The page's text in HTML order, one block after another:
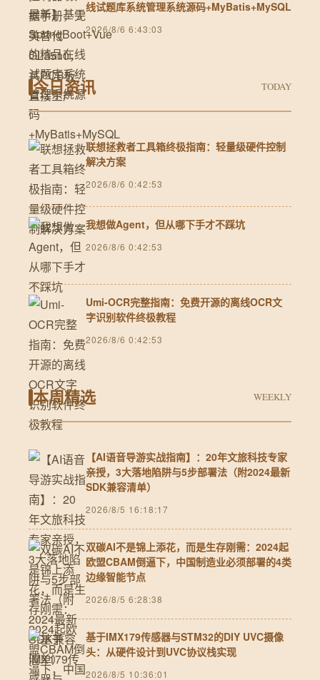
线试题库系统管理系统源码+MyBatis+MySQL
2026/8/6 6:43:03
今日资讯 TODAY
联想拯救者工具箱终极指南：轻量级硬件控制
解决方案
2026/8/6 0:42:53
我想做Agent，但从哪下手才不踩坑
2026/8/6 0:42:53
Umi-OCR完整指南：免费开源的离线OCR文
字识别软件终极教程
2026/8/6 0:42:53
本周精选 WEEKLY
【AI语音导游实战指南】：20年文旅科技专家
亲授，3大落地陷阱与5步部署法（附2024最新
SDK兼容清单）
2026/8/5 16:18:17
双碳AI不是锦上添花，而是生存刚需：2024起
欧盟CBAM倒逼下，中国制造业必须部署的4类
边缘智能节点
2026/8/5 6:28:38
基于IMX179传感器与STM32的DIY UVC摄像
头：从硬件设计到UVC协议栈实现
2026/8/5 10:36:01